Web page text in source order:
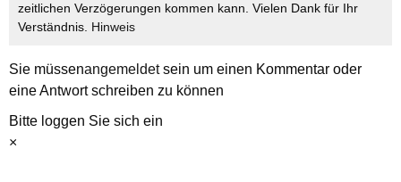
zeitlichen Verzögerungen kommen kann. Vielen Dank für Ihr
Verständnis. Hinweis
Sie müssenangemeldetsein um einen Kommentar oder
eine Antwort schreiben zu können
Bitte loggen Sie sich ein
×